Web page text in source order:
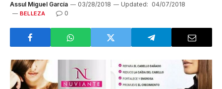
Assul Miguel García 03/28/2018 Updated: 04/07/2018
BELLEZA 0